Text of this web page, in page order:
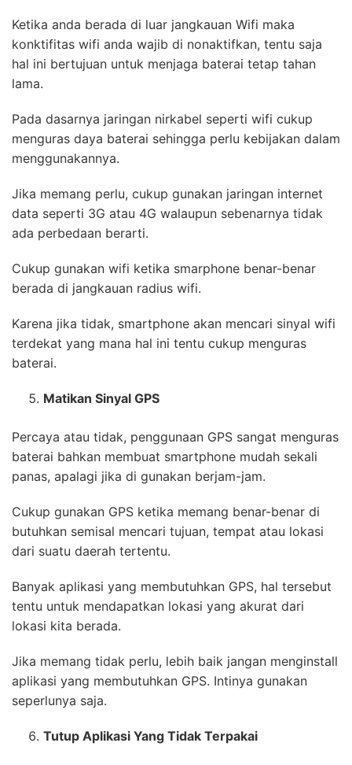
Ketika anda berada di luar jangkauan Wifi maka
konktifitas wifi anda wajib di nonaktifkan, tentu saja
hal ini bertujuan untuk menjaga baterai tetap tahan
lama.
Pada dasarnya jaringan nirkabel seperti wifi cukup
menguras daya baterai sehingga perlu kebijakan dalam
menggunakannya.
Jika memang perlu, cukup gunakan jaringan internet
data seperti 3G atau 4G walaupun sebenarnya tidak
ada perbedaan berarti.
Cukup gunakan wifi ketika smarphone benar-benar
berada di jangkauan radius wifi.
Karena jika tidak, smartphone akan mencari sinyal wifi
terdekat yang mana hal ini tentu cukup menguras
baterai.
Matikan Sinyal GPS
Percaya atau tidak, penggunaan GPS sangat menguras
baterai bahkan membuat smartphone mudah sekali
panas, apalagi jika di gunakan berjam-jam.
Cukup gunakan GPS ketika memang benar-benar di
butuhkan semisal mencari tujuan, tempat atau lokasi
dari suatu daerah tertentu.
Banyak aplikasi yang membutuhkan GPS, hal tersebut
tentu untuk mendapatkan lokasi yang akurat dari
lokasi kita berada.
Jika memang tidak perlu, lebih baik jangan menginstall
aplikasi yang membutuhkan GPS. Intinya gunakan
seperlunya saja.
Tutup Aplikasi Yang Tidak Terpakai